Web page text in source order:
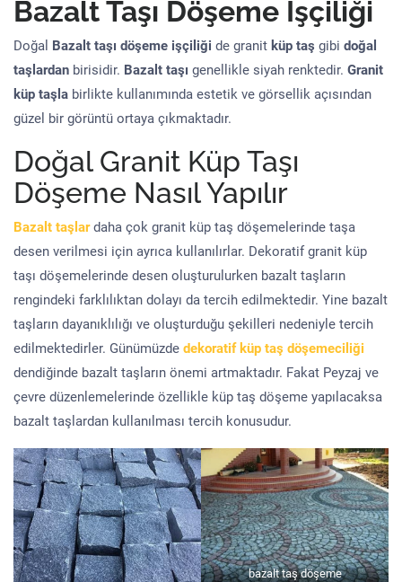
Bazalt Taşı Döşeme İşçiliği
Doğal Bazalt taşı döşeme işçiliği de granit küp taş gibi doğal
taşlardan birisidir. Bazalt taşı genellikle siyah renktedir. Granit
küp taşla birlikte kullanımında estetik ve görsellik açısından
güzel bir görüntü ortaya çıkmaktadır.
Doğal Granit Küp Taşı
Döşeme Nasıl Yapılır
Bazalt taşlardaha çok granit küp taş döşemelerinde taşa
desen verilmesi için ayrıca kullanılırlar. Dekoratif granit küp
taşı döşemelerinde desen oluşturulurken bazalt taşların
rengindeki farklılıktan dolayı da tercih edilmektedir. Yine bazalt
taşların dayanıklılığı ve oluşturduğu şekilleri nedeniyle tercih
edilmektedirler. Günümüzde dekoratif küp taş döşemeciliği
dendiğinde bazalt taşların önemi artmaktadır. Fakat Peyzaj ve
çevre düzenlemelerinde özellikle küp taş döşeme yapılacaksa
bazalt taşlardan kullanılması tercih konusudur.
bazalt taş döşeme